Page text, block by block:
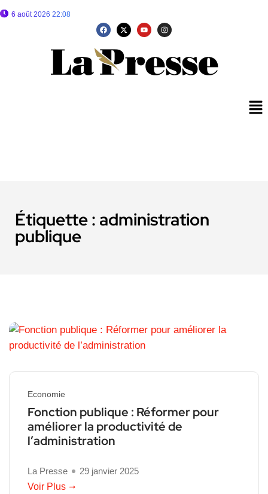
6 août 2026 22:08
Étiquette : administration
publique
Economie
Fonction publique : Réformer pour
améliorer la productivité de
l’administration
La Presse
29 janvier 2025
Voir Plus